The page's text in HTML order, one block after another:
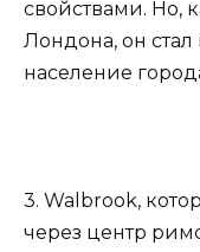
свойствами. Но,
Лондона, он
население
3. Walbrook,
через центр